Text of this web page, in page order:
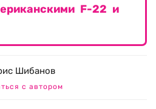
F-22 и
Шибанов
с автором